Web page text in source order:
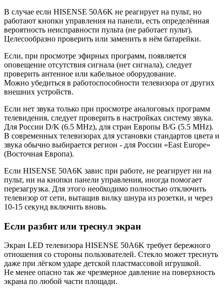
В случае если HISENSE 50A6K не реагирует на пульт, но
работают кнопки управления на панели, есть определённая
вероятность неисправности пульта (не работает пульт).
Целесообразно проверить или заменить в нём батарейки.
Если, при просмотре эфирных программ, появляется
оповещение отсутствия сигнала (нет сигнала), следует
проверить антенное или кабельное оборудование.
Можно убедиться в работоспособности телевизора от других
внешних устройств.
Если нет звука только при просмотре аналоговых программ
телевидения, следует проверить в настройках систему звука.
Для России D/K (6.5 MHz), для стран Европы B/G (5.5 MHz).
В современных телевизорах для установки стандартов цвета и
звука обычно выбирается регион - для России «East Europe»
(Восточная Европа).
Если HISENSE 50A6K завис при работе, не реагирует ни на
пульт, ни на кнопки панели управления, иногда помогает
перезагрузка. Для этого необходимо полностью отключить
телевизор от сети, вытащив вилку шнура из розетки, и через
10-15 секунд включить вновь.
Если разбит или треснул экран
Экран LED телевизора HISENSE 50A6K требует бережного
отношения со стороны пользователей. Стекло может треснуть
даже при лёгком ударе детской пластмассовой игрушкой.
Не менее опасно так же чрезмерное давление на поверхность
экрана по любой части площади.